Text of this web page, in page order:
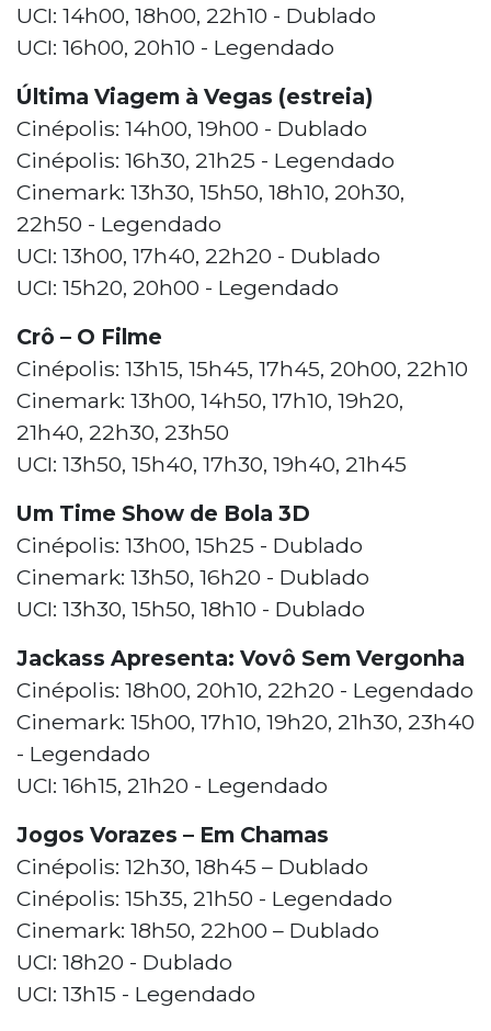
UCI: 14h00, 18h00, 22h10 - Dublado
UCI: 16h00, 20h10 - Legendado
Última Viagem à Vegas (estreia)
Cinépolis: 14h00, 19h00 - Dublado
Cinépolis: 16h30, 21h25 - Legendado
Cinemark: 13h30, 15h50, 18h10, 20h30,
22h50 - Legendado
UCI: 13h00, 17h40, 22h20 - Dublado
UCI: 15h20, 20h00 - Legendado
Crô – O Filme
Cinépolis: 13h15, 15h45, 17h45, 20h00, 22h10
Cinemark: 13h00, 14h50, 17h10, 19h20,
21h40, 22h30, 23h50
UCI: 13h50, 15h40, 17h30, 19h40, 21h45
Um Time Show de Bola 3D
Cinépolis: 13h00, 15h25 - Dublado
Cinemark: 13h50, 16h20 - Dublado
UCI: 13h30, 15h50, 18h10 - Dublado
Jackass Apresenta: Vovô Sem Vergonha
Cinépolis: 18h00, 20h10, 22h20 - Legendado
Cinemark: 15h00, 17h10, 19h20, 21h30, 23h40
- Legendado
UCI: 16h15, 21h20 - Legendado
Jogos Vorazes – Em Chamas
Cinépolis: 12h30, 18h45 – Dublado
Cinépolis: 15h35, 21h50 - Legendado
Cinemark: 18h50, 22h00 – Dublado
UCI: 18h20 - Dublado
UCI: 13h15 - Legendado